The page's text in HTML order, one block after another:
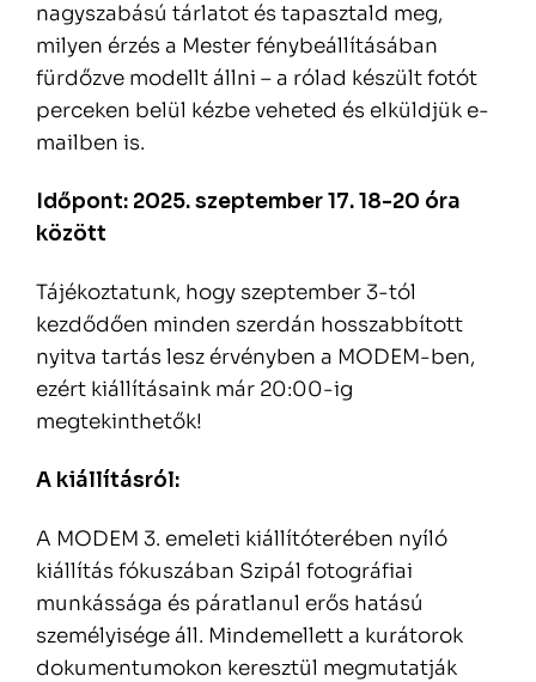
nagyszabású tárlatot és tapasztald meg,
milyen érzés a Mester fénybeállításában
fürdőzve modellt állni – a rólad készült fotót
perceken belül kézbe veheted és elküldjük e-
mailben is.
Időpont: 2025. szeptember 17. 18-20 óra
között
Tájékoztatunk, hogy szeptember 3-tól
kezdődően minden szerdán hosszabbított
nyitva tartás lesz érvényben a MODEM-ben,
ezért kiállításaink már 20:00-ig
megtekinthetők!
A kiállításról:
A MODEM 3. emeleti kiállítóterében nyíló
kiállítás fókuszában Szipál fotográfiai
munkássága és páratlanul erős hatású
személyisége áll. Mindemellett a kurátorok
dokumentumokon keresztül megmutatják